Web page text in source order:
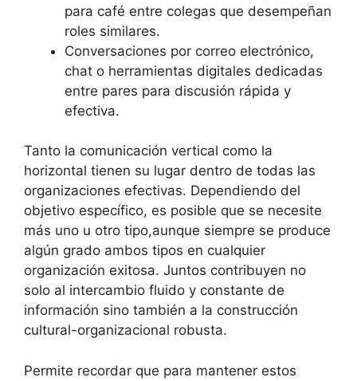
para café entre colegas que desempeñan
roles similares.
Conversaciones por correo electrónico,
chat o herramientas digitales dedicadas
entre pares para discusión rápida y
efectiva.
Tanto la comunicación vertical como la
horizontal tienen su lugar dentro de todas las
organizaciones efectivas. Dependiendo del
objetivo específico, es posible que se necesite
más uno u otro tipo,aunque siempre se produce
algún grado ambos tipos en cualquier
organización exitosa. Juntos contribuyen no
solo al intercambio fluido y constante de
información sino también a la construcción
cultural-organizacional robusta.
Permite recordar que para mantener estos